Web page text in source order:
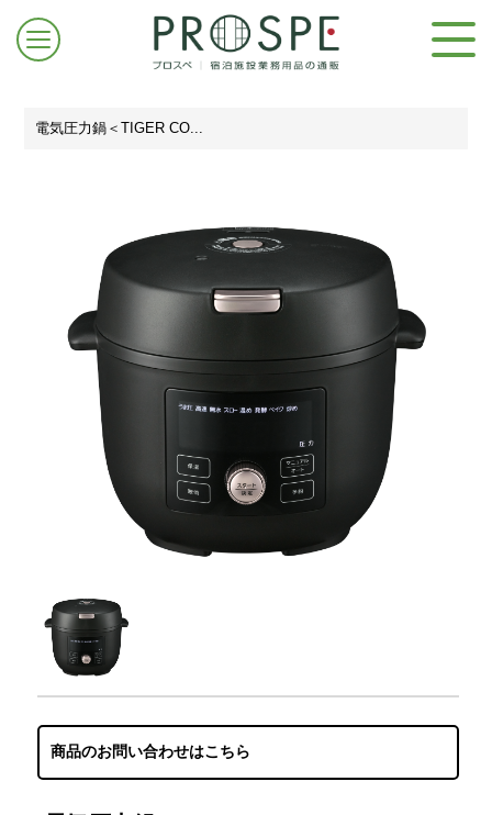
ログイン/新規登録
電気圧力鍋＜TIGER CO...
商品のお問い合わせはこちら